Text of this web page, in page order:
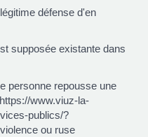
défense d'en
supposée existante dans
personne repousse une
www.viuz-la-
publics/?
ou ruse